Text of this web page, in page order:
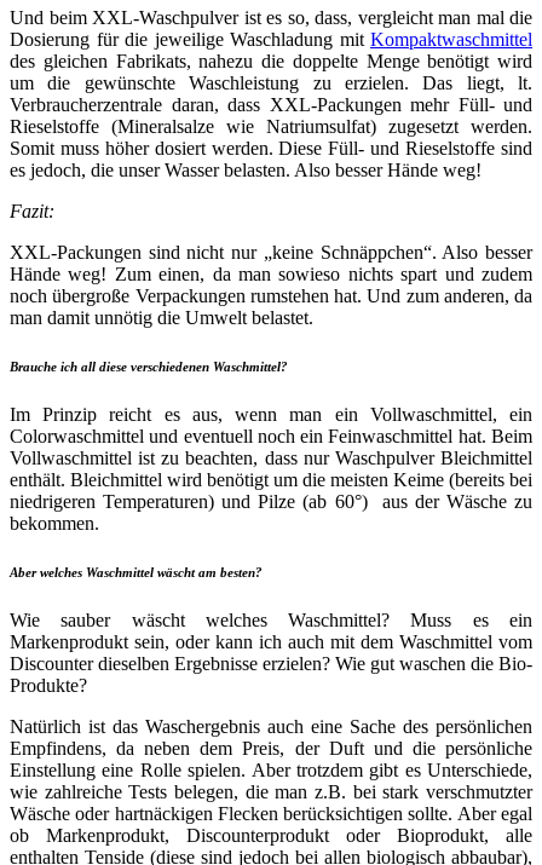
Und beim XXL-Waschpulver ist es so, dass, vergleicht man mal die
Dosierung für die jeweilige Waschladung mit Kompaktwaschmittel
des gleichen Fabrikats, nahezu die doppelte Menge benötigt wird
um die gewünschte Waschleistung zu erzielen. Das liegt, lt.
Verbraucherzentrale daran, dass XXL-Packungen mehr Füll- und
Rieselstoffe (Mineralsalze wie Natriumsulfat) zugesetzt werden.
Somit muss höher dosiert werden. Diese Füll- und Rieselstoffe sind
es jedoch, die unser Wasser belasten. Also besser Hände weg!
Fazit:
XXL-Packungen sind nicht nur „keine Schnäppchen“. Also besser
Hände weg! Zum einen, da man sowieso nichts spart und zudem
noch übergroße Verpackungen rumstehen hat. Und zum anderen, da
man damit unnötig die Umwelt belastet.
Brauche ich all diese verschiedenen Waschmittel?
Im Prinzip reicht es aus, wenn man ein Vollwaschmittel, ein
Colorwaschmittel und eventuell noch ein Feinwaschmittel hat. Beim
Vollwaschmittel ist zu beachten, dass nur Waschpulver Bleichmittel
enthält. Bleichmittel wird benötigt um die meisten Keime (bereits bei
niedrigeren Temperaturen) und Pilze (ab 60°) aus der Wäsche zu
bekommen.
Aber welches Waschmittel wäscht am besten?
Wie sauber wäscht welches Waschmittel? Muss es ein
Markenprodukt sein, oder kann ich auch mit dem Waschmittel vom
Discounter dieselben Ergebnisse erzielen? Wie gut waschen die Bio-
Produkte?
Natürlich ist das Waschergebnis auch eine Sache des persönlichen
Empfindens, da neben dem Preis, der Duft und die persönliche
Einstellung eine Rolle spielen. Aber trotzdem gibt es Unterschiede,
wie zahlreiche Tests belegen, die man z.B. bei stark verschmutzter
Wäsche oder hartnäckigen Flecken berücksichtigen sollte. Aber egal
ob Markenprodukt, Discounterprodukt oder Bioprodukt, alle
enthalten Tenside (diese sind jedoch bei allen biologisch abbaubar),